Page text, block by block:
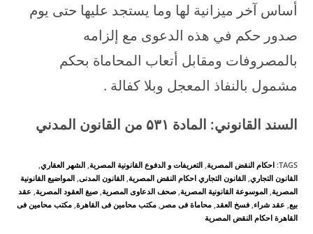
أساس آخر ميزانية لها وما يستجد عليها حتى يوم
صدور حكم في هذه الدعوى مع إلزامه
بالمصروفات ومقابل أتعاب المحاماة بحكم
مشمول بالنفاذ المعجل وبلا كفالة .
السند القانوني: المادة ۵۳۱ من القانون المدني
TAGS
:احكام النقض المصرية, التعريفات و الدفوع القانونية المصرية, الشهر العقاري,
القانون التجاري, القانون التجاري احكام النقض المصرية, القانون المدنى, المواضيع القانونية
المصرية, الموسوعة القانونية المصرية, صحف الدعاوى المصرية, صيغ العقود المصرية, عقد
بيع, عقد شراء, فسخ العقد, محاماة فى مصر , مكتب محامين فى القاهرة, مكتب محامين فى
القاهرة احكام النقض المصرية